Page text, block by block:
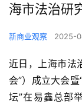
海市法治研
新商业观察 2025-
近日，上海市法
会”）成立大会
坛”在易鑫总部